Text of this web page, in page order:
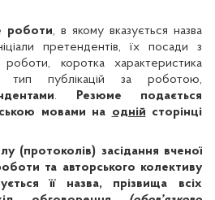
роботи, в якому вказується назва
претендентів, їх посади з
коротка характеристика
тип публікацій за роботою,
.
Резюме подається
мовами на одній сторінці
(протоколів) засідання вченої
та авторського колективу
її назва, прізвища всіх